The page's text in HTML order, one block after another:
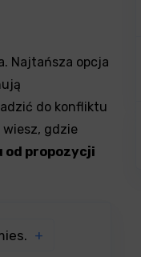
Najtańsza opcja
do konfliktu
gdzie
od propozycji
+